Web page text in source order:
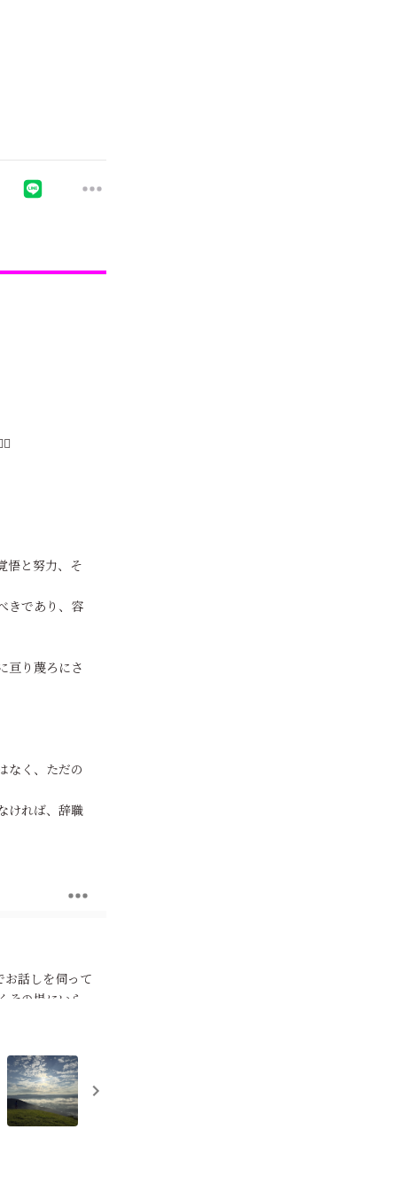
悟と努力、そ
きであり、容
亘り蔑ろにさ
なく、ただの
ければ、辞職
話しを伺って
の場にいら
か、石けり
お人形さん